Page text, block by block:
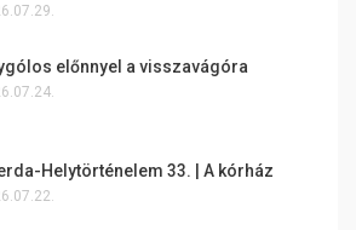
előnnyel a visszavágóra
Helytörténelem 33. | A kórház